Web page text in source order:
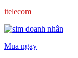
itelecom
Mua ngay